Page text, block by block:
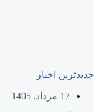
جدیدترین اخبار
17 مرداد, 1405